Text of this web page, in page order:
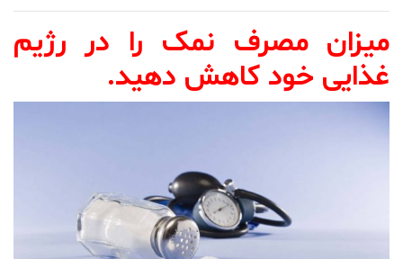
میزان مصرف نمک را در رژیم
غذایی خود کاهش دهید.